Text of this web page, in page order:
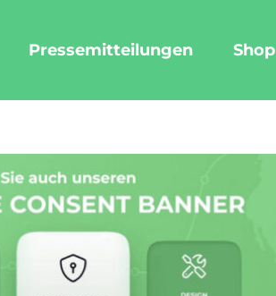
Pressemitteilungen Shop